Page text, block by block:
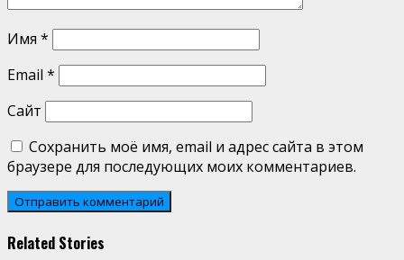
Имя *
Email *
Сайт
Сохранить моё имя, email и адрес сайта в этом
браузере для последующих моих комментариев.
Related Stories